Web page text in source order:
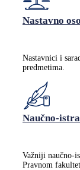
Nastavno
Nastavnici i
predmetima.
Naučno-
Važniji naučno-
Pravnom